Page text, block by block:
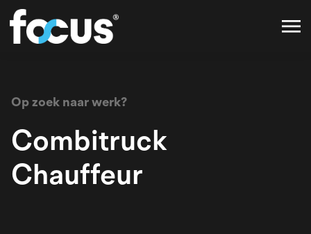
Op zoek naar werk?
Combitruck
Chauffeur